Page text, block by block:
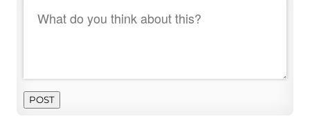
POST